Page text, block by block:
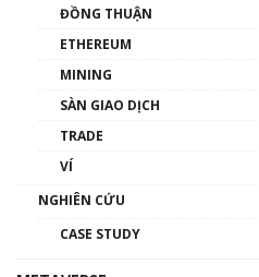
Phổ cập Blockchain
thống & Crypto
ĐỒNG THUẬN
ETHEREUM
MINING
SÀN GIAO DỊCH
TRADE
VÍ
NGHIÊN CỨU
CASE STUDY